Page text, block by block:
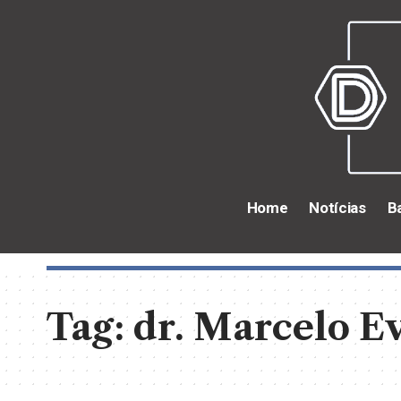
Home Notícias
Tag:dr. Marcelo